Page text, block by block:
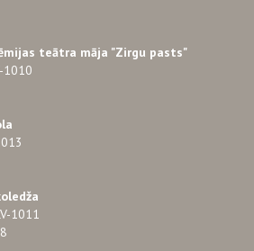
teātra māja "Zirgu pasts"
1010
1011